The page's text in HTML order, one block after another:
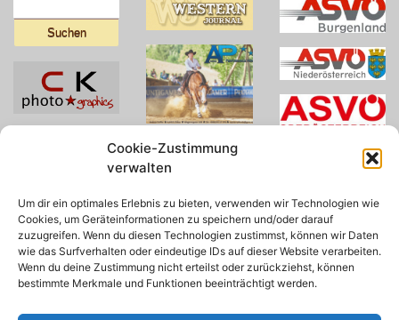
Cookie-Zustimmung
verwalten
Um dir ein optimales Erlebnis zu bieten, verwenden wir Technologien wie
Cookies, um Geräteinformationen zu speichern und/oder darauf
zuzugreifen. Wenn du diesen Technologien zustimmst, können wir Daten
wie das Surfverhalten oder eindeutige IDs auf dieser Website verarbeiten.
Wenn du deine Zustimmung nicht erteilst oder zurückziehst, können
bestimmte Merkmale und Funktionen beeinträchtigt werden.
nach: